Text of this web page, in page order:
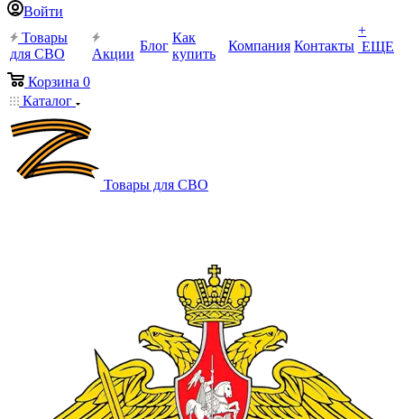
Войти
Товары
для СВО
Акции
Блог
Как
купить
Компания Контакты
+
ЕЩЕ
Корзина 0
Каталог
Товары для СВО